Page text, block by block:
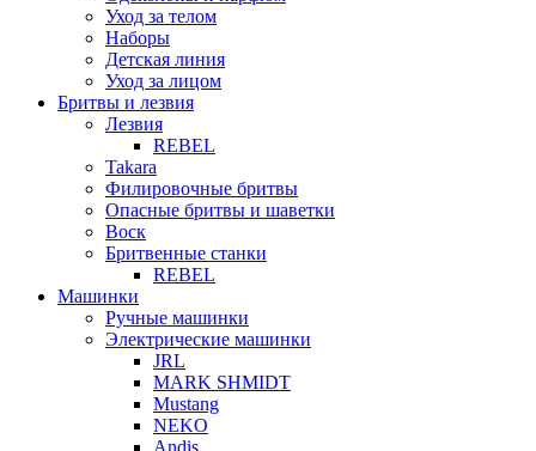
Уход за телом
Наборы
Детская линия
Уход за лицом
Бритвы и лезвия
Лезвия
REBEL
Takara
Филировочные бритвы
Опасные бритвы и шаветки
Воск
Бритвенные станки
REBEL
Машинки
Ручные машинки
Электрические машинки
JRL
MARK SHMIDT
Mustang
NEKO
Andis